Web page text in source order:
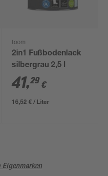
toom
2in1 Fußbodenlack
silbergrau 2,5 l
41,29 €
16,52 € / Liter
Eigenmarken